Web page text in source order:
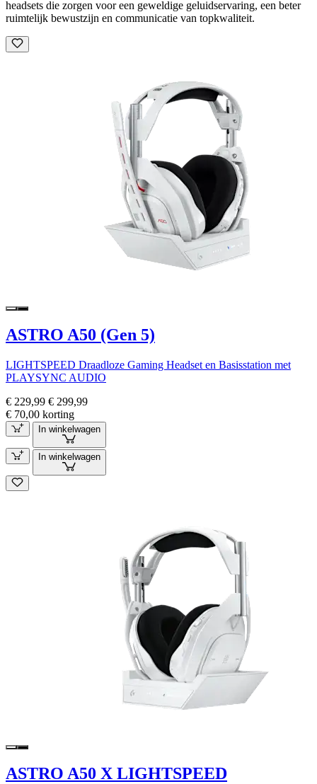
headsets die zorgen voor een geweldige geluidservaring, een beter
ruimtelijk bewustzijn en communicatie van topkwaliteit.
ASTRO A50 (Gen 5)
LIGHTSPEED Draadloze Gaming Headset en Basisstation met
PLAYSYNC AUDIO
€ 229,99 € 299,99
€ 70,00 korting
In winkelwagen
In winkelwagen
ASTRO A50 X LIGHTSPEED